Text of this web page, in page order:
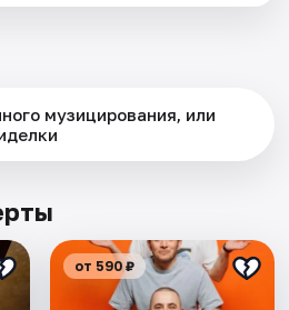
музицирования, или
от 590 ₽